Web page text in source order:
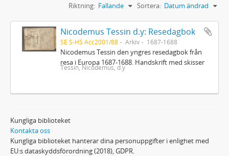
Sortera: Datum ändrad
Riktning: Fallande
Nicodemus Tessin d.y: Resedagbok
SE S-HS Acc2001/88 Arkiv 1687-1688
Nicodemus Tessin den yngres resedagbok från
resa i Europa 1687-1688. Handskrift med skisser
Tessin, Nicodemus, d.y
Kungliga biblioteket
Kontakta oss
Kungliga biblioteket hanterar dina personuppgifter i enlighet med
EU:s dataskyddsförordning (2018), GDPR.